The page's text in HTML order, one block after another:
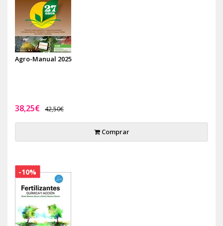
Agro-Manual 2025
38,25€ 42,50€
Comprar
-10%